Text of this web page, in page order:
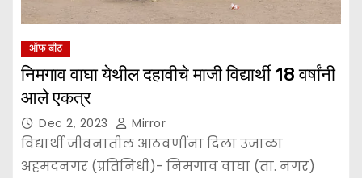
ऑफ बीट
निमगाव वाघा येथील दहावीचे माजी विद्यार्थी 18 वर्षांनी
आले एकत्र
Dec 2, 2023 Mirror
विद्यार्थी जीवनातील आठवणींना दिला उजाळा
अहमदनगर (प्रतिनिधी)- निमगाव वाघा (ता. नगर)